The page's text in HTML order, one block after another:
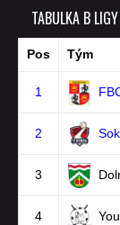
TABULKA B
Pos Tým
1
2
3
4